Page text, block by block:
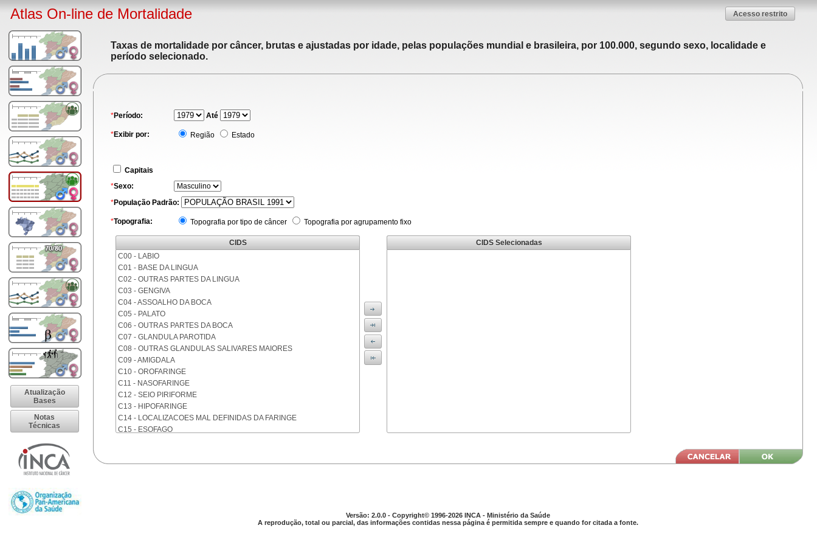
Atlas On-line de Mortalidade Acesso restrito
Atualização
Bases
Notas
Técnicas
Taxas de mortalidade por câncer, brutas e ajustadas por idade, pelas populações mundial e brasileira, por 100.000, segundo sexo, localidade e
período selecionado.
*Período: Até
*Exibir por: Região Estado
Capitais
*Sexo:
*População Padrão:
*Topografia: Topografia por tipo de câncer Topografia por agrupamento fixo
CIDS
C00 - LABIO
C01 - BASE DA LINGUA
C02 - OUTRAS PARTES DA LINGUA
C03 - GENGIVA
C04 - ASSOALHO DA BOCA
C05 - PALATO
C06 - OUTRAS PARTES DA BOCA
C07 - GLANDULA PAROTIDA
C08 - OUTRAS GLANDULAS SALIVARES MAIORES
C09 - AMIGDALA
C10 - OROFARINGE
C11 - NASOFARINGE
C12 - SEIO PIRIFORME
C13 - HIPOFARINGE
C14 - LOCALIZACOES MAL DEFINIDAS DA FARINGE
C15 - ESOFAGO
C18 - COLON
CIDS Selecionadas
Versão: 2.0.0 - Copyright© 1996-2026 INCA - Ministério da Saúde
A reprodução, total ou parcial, das informações contidas nessa página é permitida sempre e quando for citada a fonte.